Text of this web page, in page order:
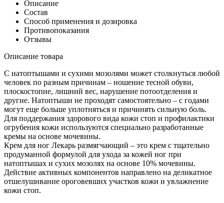
Описание
Состав
Способ применения и дозировка
Противопоказания
Отзывы
Описание товара
С натоптышами и сухими мозолями может столкнуться любой
человек по разным причинам – ношение тесной обуви,
плоскостопие, лишний вес, нарушение потоотделения и
другие. Натоптыши не проходят самостоятельно – с годами
могут еще больше уплотняться и причинять сильную боль.
Для поддержания здорового вида кожи стоп и профилактики
огрубения кожи используются специально разработанные
кремы на основе мочевины.
Крем для ног Лекарь размягчающий – это крем с тщательно
продуманной формулой для ухода за кожей ног при
натоптышах и сухих мозолях на основе 10% мочевины.
Действие активных компонентов направлено на деликатное
отшелушивание ороговевших участков кожи и увлажнение
кожи стоп.